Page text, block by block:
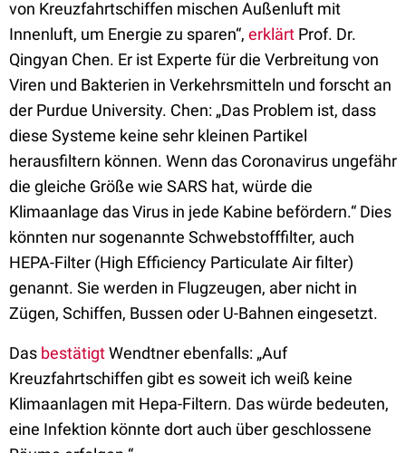
von Kreuzfahrtschiffen mischen Außenluft mit
Innenluft, um Energie zu sparen“, erklärt Prof. Dr.
Qingyan Chen. Er ist Experte für die Verbreitung von
Viren und Bakterien in Verkehrsmitteln und forscht an
der Purdue University. Chen: „Das Problem ist, dass
diese Systeme keine sehr kleinen Partikel
herausfiltern können. Wenn das Coronavirus ungefähr
die gleiche Größe wie SARS hat, würde die
Klimaanlage das Virus in jede Kabine befördern.“ Dies
könnten nur sogenannte Schwebstofffilter, auch
HEPA-Filter (High Efficiency Particulate Air filter)
genannt. Sie werden in Flugzeugen, aber nicht in
Zügen, Schiffen, Bussen oder U-Bahnen eingesetzt.
Das bestätigtWendtner ebenfalls: „Auf
Kreuzfahrtschiffen gibt es soweit ich weiß keine
Klimaanlagen mit Hepa-Filtern. Das würde bedeuten,
eine Infektion könnte dort auch über geschlossene